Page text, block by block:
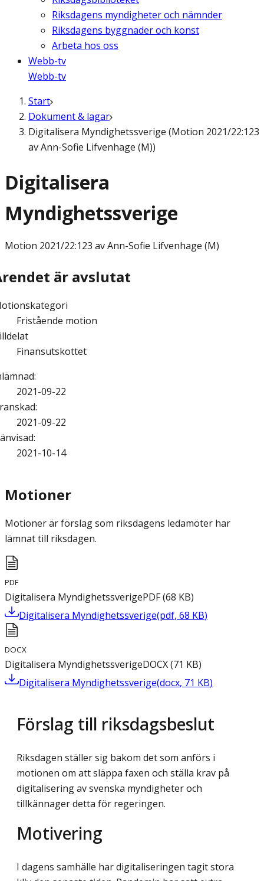
Riksdagens myndigheter och nämnder
Riksdagens byggnader och konst
Arbeta hos oss
Webb-tv
Webb-tv
Start
Dokument & lagar
Digitalisera Myndighetssverige (Motion 2021/22:123
av Ann-Sofie Lifvenhage (M))
Digitalisera
Myndighetssverige
Motion 2021/22:123 av Ann-Sofie Lifvenhage (M)
är avslutat
Fristående motion
Finansutskottet
:
2021-09-22
:
2021-09-22
:
2021-10-14
Motioner
Motioner är förslag som riksdagens ledamöter har
lämnat till riksdagen.
PDF
Digitalisera MyndighetssverigePDF(68 KB)
Digitalisera Myndighetssverige(pdf, 68 KB)
DOCX
Digitalisera MyndighetssverigeDOCX(71 KB)
Digitalisera Myndighetssverige(docx, 71 KB)
Förslag till riksdagsbeslut
Riksdagen ställer sig bakom det som anförs i
motionen om att släppa faxen och ställa krav på
digitalisering av svenska myndigheter och
tillkännager detta för regeringen.
Motivering
I dagens samhälle har digitaliseringen tagit stora